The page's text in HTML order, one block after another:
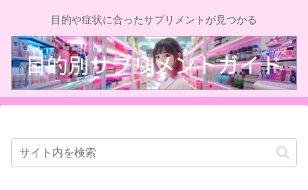
目的や症状に合ったサプリメントが見つかる